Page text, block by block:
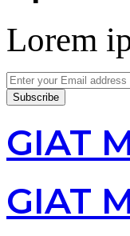
Lorem
Enter
your
Email
GIAT
GIAT